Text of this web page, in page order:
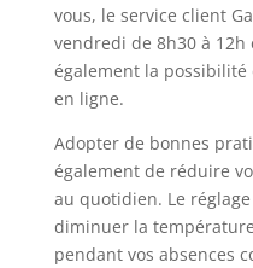
vous, le service client
vendredi de 8h30 à 12h
également la
en ligne.
Adopter de bonnes
également de réduire
au quotidien. Le
diminuer la
pendant vos absences